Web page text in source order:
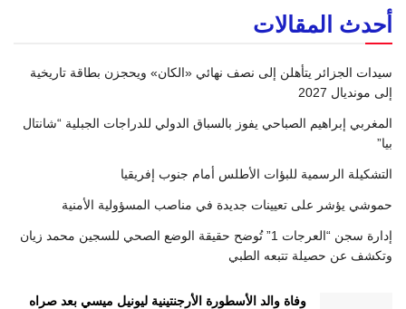
أحدث المقالات
سيدات الجزائر يتأهلن إلى نصف نهائي «الكان» ويحجزن بطاقة تاريخية
إلى مونديال 2027
المغربي إبراهيم الصباحي يفوز بالسباق الدولي للدراجات الجبلية “شانتال
بيا”
التشكيلة الرسمية للبؤات الأطلس أمام جنوب إفريقيا
حموشي يؤشر على تعيينات جديدة في مناصب المسؤولية الأمنية
إدارة سجن “العرجات 1” تُوضح حقيقة الوضع الصحي للسجين محمد زيان
وتكشف عن حصيلة تتبعه الطبي
وفاة والد الأسطورة الأرجنتينية ليونيل ميسي بعد صراه